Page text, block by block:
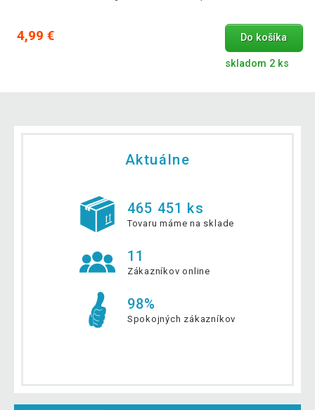
4,99 € Do košíka
skladom 2 ks
Aktuálne
465 451 ks
Tovaru máme na sklade
11
Zákazníkov online
98%
Spokojných zákazníkov